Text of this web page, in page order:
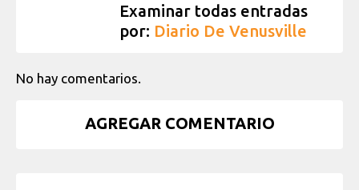
Examinar todas entradas
por: Diario De Venusville
No hay comentarios.
AGREGAR COMENTARIO